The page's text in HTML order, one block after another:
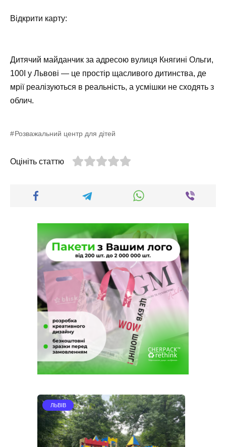
Відкрити карту:
Дитячий майданчик за адресою вулиця Княгині Ольги,
100І у Львові — це простір щасливого дитинства, де
мрії реалізуються в реальність, а усмішки не сходять з
облич.
Розважальний центр для дітей
Оцініть статтю
ЛЬВІВ